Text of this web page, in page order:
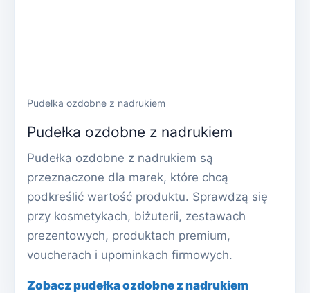
Pudełka ozdobne z nadrukiem
Pudełka ozdobne z nadrukiem
Pudełka ozdobne z nadrukiem są
przeznaczone dla marek, które chcą
podkreślić wartość produktu. Sprawdzą się
przy kosmetykach, biżuterii, zestawach
prezentowych, produktach premium,
voucherach i upominkach firmowych.
Zobacz pudełka ozdobne z nadrukiem